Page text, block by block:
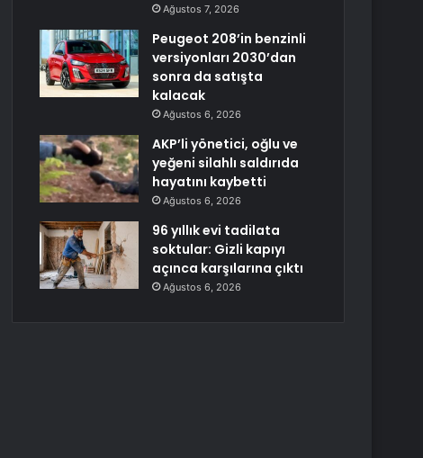
Ağustos 7, 2026
Peugeot 208’in benzinli
versiyonları 2030’dan
sonra da satışta
kalacak
Ağustos 6, 2026
AKP’li yönetici, oğlu ve
yeğeni silahlı saldırıda
hayatını kaybetti
Ağustos 6, 2026
96 yıllık evi tadilata
soktular: Gizli kapıyı
açınca karşılarına çıktı
Ağustos 6, 2026